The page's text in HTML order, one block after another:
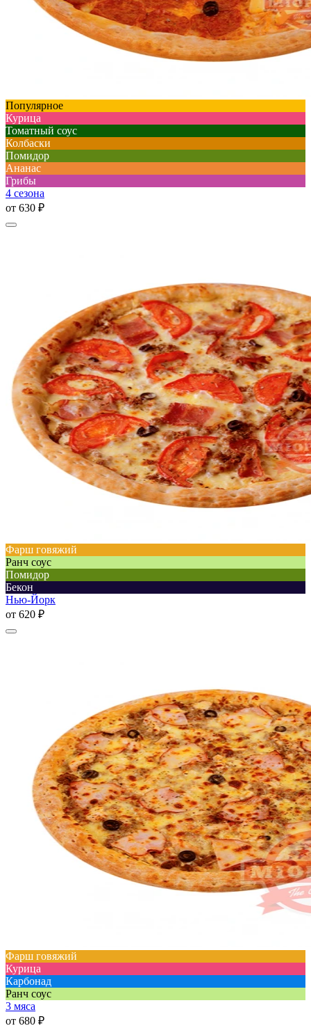
Популярное
Курица
Томатный соус
Колбаски
Помидор
Ананас
Грибы
4 сезона
от 630 ₽
Фарш говяжий
Ранч соус
Помидор
Бекон
Нью-Йорк
от 620 ₽
Фарш говяжий
Курица
Карбонад
Ранч соус
3 мяса
от 680 ₽